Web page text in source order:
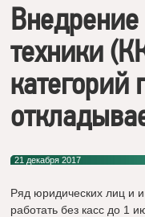
Внедрение
техники
категорий
21 декабря 2017
Ряд юридических лиц и
работать без касс до 1